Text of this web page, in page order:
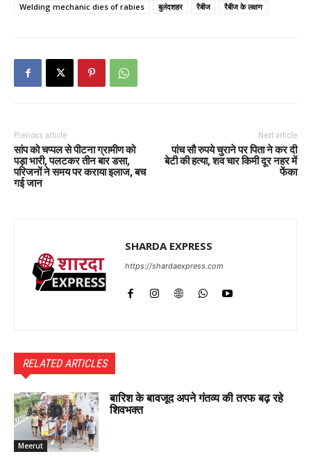
Welding mechanic dies of rabies बुलंदशहर रैबीज रैबीज के लक्षण
Previous article
सांप को चप्पल से पीटना ग्रामीण को
पड़ा भारी, पलटकर तीन बार डसा,
परिजनों ने समय पर कराया इलाज, बच
गई जान
Next article
पांच सौ रुपये चुराने पर पिता ने कर दी
बेटी की हत्या, शव चार किमी दूर नहर में
फेंका
SHARDA EXPRESS
https://shardaexpress.com
RELATED ARTICLES
Meerut
बारिश के बावजूद अपने गंतव्य की तरफ बढ़ रहे
शिवभक्त